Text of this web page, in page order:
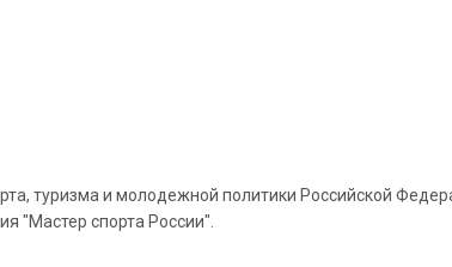
туризма и молодежной политики Российской
"Мастер спорта России".